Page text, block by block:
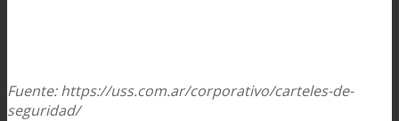
Fuente: https://uss.com.ar/corporativo/carteles-de-
seguridad/